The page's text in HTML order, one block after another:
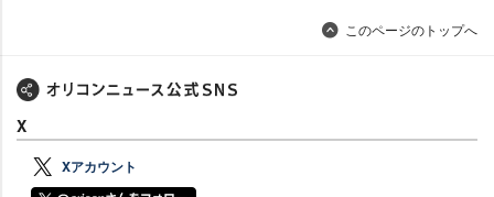
このページのトップへ
X
Xアカウント